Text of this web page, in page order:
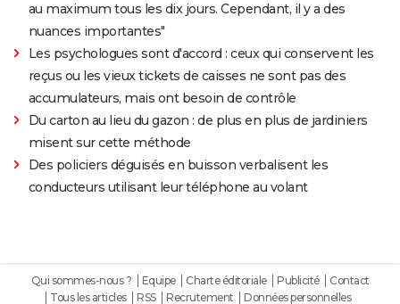
au maximum tous les dix jours. Cependant, il y a des
nuances importantes"
Les psychologues sont d'accord : ceux qui conservent les
reçus ou les vieux tickets de caisses ne sont pas des
accumulateurs, mais ont besoin de contrôle
Du carton au lieu du gazon : de plus en plus de jardiniers
misent sur cette méthode
Des policiers déguisés en buisson verbalisent les
conducteurs utilisant leur téléphone au volant
Qui sommes-nous ? Equipe Charte éditoriale Publicité
Contact
Tous les articles
RSS Recrutement Données personnelles